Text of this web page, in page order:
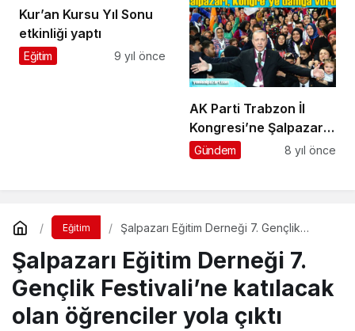
Kur’an Kursu Yıl Sonu
etkinliği yaptı
Eğitim 9 yıl önce
AK Parti Trabzon İl
Kongresi’ne Şalpazarı
damgasını vurdu
Gündem 8 yıl önce
Eğitim
Şalpazarı Eğitim Derneği 7. Gençlik
çıktı
Şalpazarı Eğitim Derneği 7.
Gençlik Festivali’ne katılacak
olan öğrenciler yola çıktı